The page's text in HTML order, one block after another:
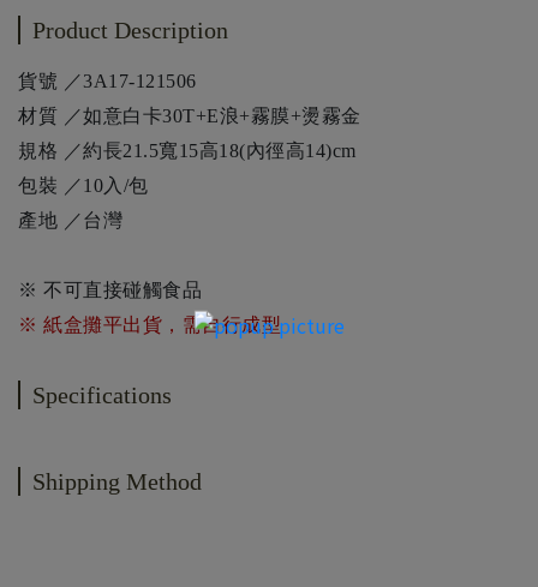
Product Description
貨號 ／3A17-121506
材質 ／如意白卡30T+E浪+霧膜+燙霧金
規格 ／約長21.5寬15高18(內徑高14)cm
包裝 ／10入/包
產地 ／台灣
※ 不可直接碰觸食品
※ 紙盒攤平出貨，需自行成型
Specifications
Shipping Method